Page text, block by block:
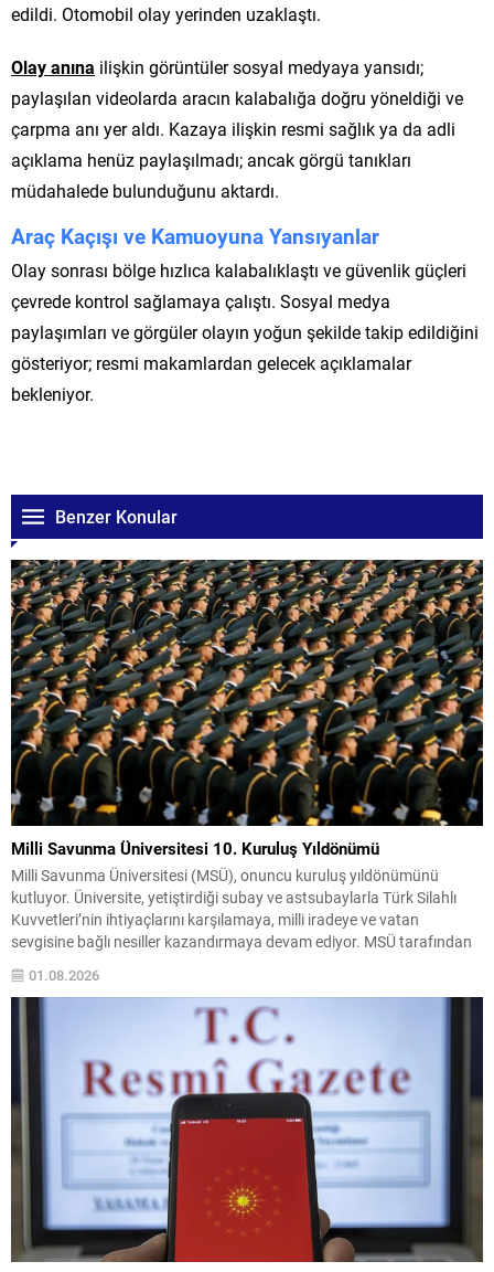
edildi. Otomobil olay yerinden uzaklaştı.
Olay anına ilişkin görüntüler sosyal medyaya yansıdı;
paylaşılan videolarda aracın kalabalığa doğru yöneldiği ve
çarpma anı yer aldı. Kazaya ilişkin resmi sağlık ya da adli
açıklama henüz paylaşılmadı; ancak görgü tanıkları
müdahalede bulunduğunu aktardı.
Araç Kaçışı ve Kamuoyuna Yansıyanlar
Olay sonrası bölge hızlıca kalabalıklaştı ve güvenlik güçleri
çevrede kontrol sağlamaya çalıştı. Sosyal medya
paylaşımları ve görgüler olayın yoğun şekilde takip edildiğini
gösteriyor; resmi makamlardan gelecek açıklamalar
bekleniyor.
Benzer Konular
Milli Savunma Üniversitesi 10. Kuruluş Yıldönümü
Milli Savunma Üniversitesi (MSÜ), onuncu kuruluş yıldönümünü
kutluyor. Üniversite, yetiştirdiği subay ve astsubaylarla Türk Silahlı
Kuvvetleri’nin ihtiyaçlarını karşılamaya, milli iradeye ve vatan
sevgisine bağlı nesiller kazandırmaya devam ediyor. MSÜ tarafından
misyonuna vurgu yapıldı; Metehan’dan Alparslan’a, Fatih Sultan
Mehmet’ten Gazi Mustafa Kemal...
01.08.2026